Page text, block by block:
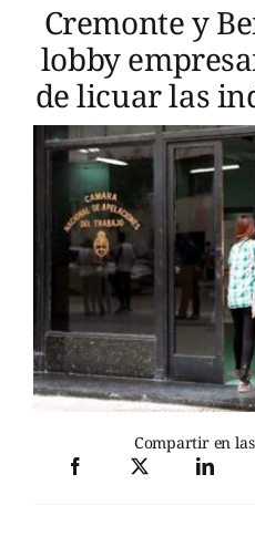
Cremonte y
lobby
de licuar las
Compartir en